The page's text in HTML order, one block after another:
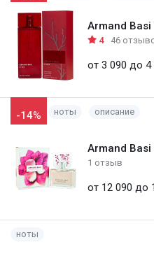
Armand Basi
4 46
от 3 090 до 4
-14% ноты описание
Armand Basi
1 отзыв
от 12 090 до
ноты